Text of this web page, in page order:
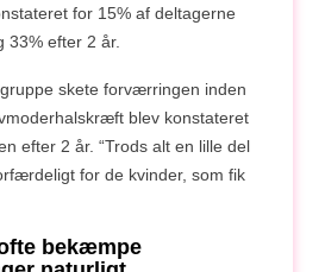
for 15% af deltagerne
33% efter 2 år.
skete forværringen inden
blev konstateret
efter 2 år. “Trods alt en lille del
for de kvinder, som fik
bekæmpe